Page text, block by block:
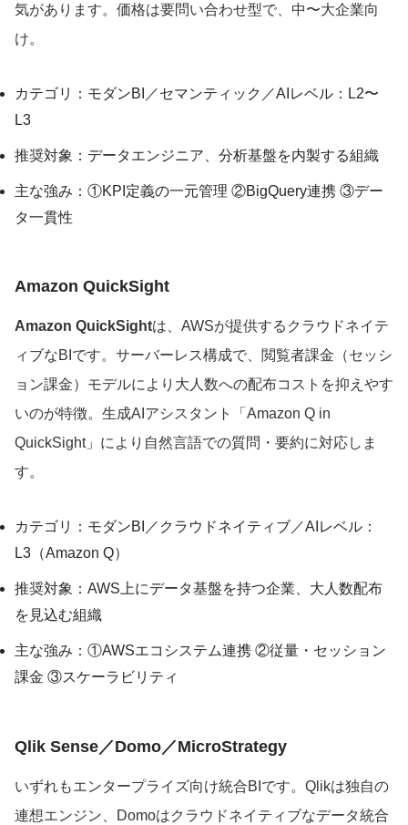
気があります。価格は要問い合わせ型で、中〜大企業向
け。
カテゴリ：モダンBI／セマンティック／AIレベル：L2〜
L3
推奨対象：データエンジニア、分析基盤を内製する組織
主な強み：①KPI定義の一元管理 ②BigQuery連携 ③デー
タ一貫性
Amazon QuickSight
Amazon QuickSightは、AWSが提供するクラウドネイテ
ィブなBIです。サーバーレス構成で、閲覧者課金（セッシ
ョン課金）モデルにより大人数への配布コストを抑えやす
いのが特徴。生成AIアシスタント「Amazon Q in
QuickSight」により自然言語での質問・要約に対応しま
す。
カテゴリ：モダンBI／クラウドネイティブ／AIレベル：
L3（Amazon Q）
推奨対象：AWS上にデータ基盤を持つ企業、大人数配布
を見込む組織
主な強み：①AWSエコシステム連携 ②従量・セッション
課金 ③スケーラビリティ
Qlik Sense／Domo／MicroStrategy
いずれもエンタープライズ向け統合BIです。Qlikは独自の
連想エンジン、Domoはクラウドネイティブなデータ統合